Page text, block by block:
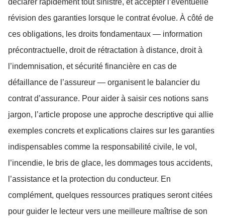
déclarer rapidement tout sinistre, et accepter l’éventuelle
révision des garanties lorsque le contrat évolue. À côté de
ces obligations, les droits fondamentaux — information
précontractuelle, droit de rétractation à distance, droit à
l’indemnisation, et sécurité financière en cas de
défaillance de l’assureur — organisent le balancier du
contrat d’assurance. Pour aider à saisir ces notions sans
jargon, l’article propose une approche descriptive qui allie
exemples concrets et explications claires sur les garanties
indispensables comme la responsabilité civile, le vol,
l’incendie, le bris de glace, les dommages tous accidents,
l’assistance et la protection du conducteur. En
complément, quelques ressources pratiques seront citées
pour guider le lecteur vers une meilleure maîtrise de son